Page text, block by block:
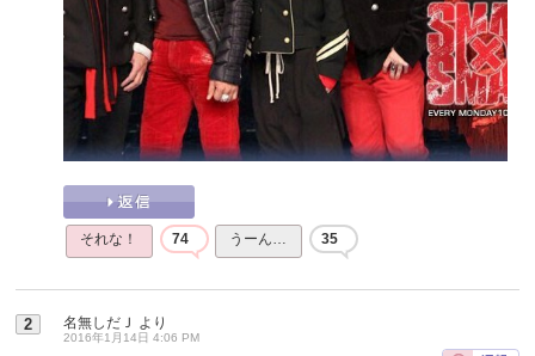
それな！ 74 うーん… 35
2 名無しだＪ より
2016年1月14日 4:06 PM